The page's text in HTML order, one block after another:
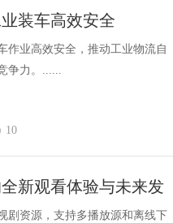
装车高效安全
作业高效安全，推动工业物流自
争力。......
10
新观看体验与未来发
剧资源，支持多播放源和离线下